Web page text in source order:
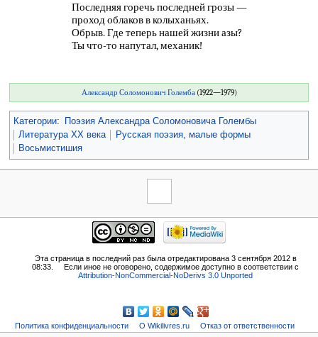
Последняя горечь последней грозы —
проход облаков в колыханьях.
Обрыв. Где теперь нашей жизни азы?
Ты что-то напутал, механик!
Александр Соломонович Големба(1922—1979)
Категории:
Поэзия Александра Соломоновича Голембы
Литература XX века
Русская поэзия, малые формы
Восьмистишия
Эта страница в последний раз была отредактирована 3 сентября 2012 в
08:33.
Если иное не оговорено, содержимое доступно в соответствии с
Attribution-NonCommercial-NoDerivs 3.0 Unported
Политика конфиденциальности О Wikilivres.ru Отказ от ответственности